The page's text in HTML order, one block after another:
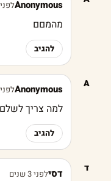
Anonymousלפני 3 שנים
מהמםם
להגיב
A
Anonymousלפני 3 שנים
למה צריך
להגיב
ד דסילפני 3 שנים